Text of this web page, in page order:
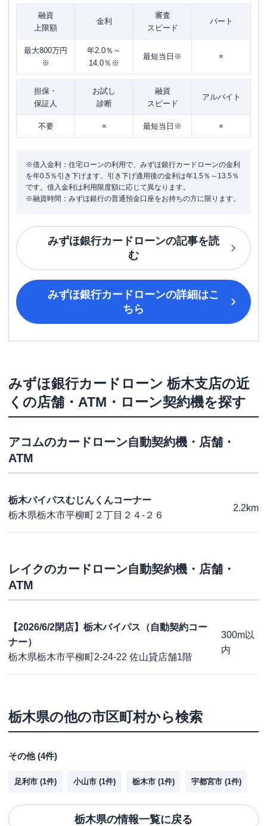
融資
上限額
金利
審査
スピード
パート
最大800万円
※
年2.0％～
14.0％※
最短当日※ ×
担保・
保証人
お試し
診断
融資
スピード
アルバイト
不要 × 最短当日※ ×
※借入金利：住宅ローンの利用で、みずほ銀行カードローンの金利
を年0.5％引き下げます。引き下げ適用後の金利は年1.5％～13.5％
です。借入金利は利用限度額に応じて異なります。
※融資時間：みずほ銀行の普通預金口座をお持ちの方に限ります。
みずほ銀行カードローンの記事を読
む
みずほ銀行カードローンの詳細はこ
ちら
みずほ銀行カードローン 栃木支店の近
くの店舗・ATM・ローン契約機を探す
アコムのカードローン自動契約機・店舗・
ATM
栃木バイパスむじんくんコーナー
栃木県栃木市平柳町２丁目２４-２６
2.2km
レイクのカードローン自動契約機・店舗・
ATM
【2026/6/2閉店】栃木バイパス（自動契約コー
ナー）
栃木県栃木市平柳町2-24-22 佐山貸店舗1階
300m以
内
栃木県の他の市区町村から検索
その他(4件)
足利市 (1件) 小山市 (1件) 栃木市 (1件) 宇都宮市 (1件)
栃木県の情報一覧に戻る